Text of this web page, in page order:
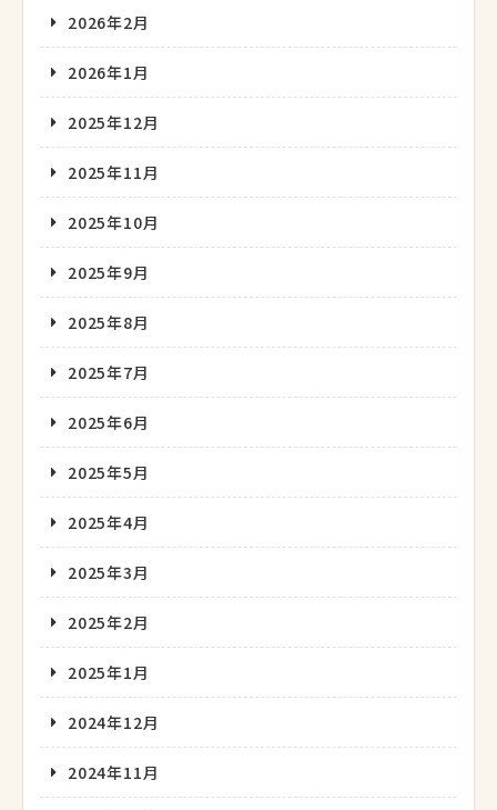
2026年2月
2026年1月
2025年12月
2025年11月
2025年10月
2025年9月
2025年8月
2025年7月
2025年6月
2025年5月
2025年4月
2025年3月
2025年2月
2025年1月
2024年12月
2024年11月